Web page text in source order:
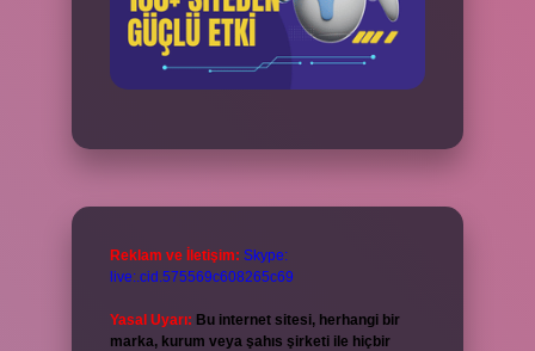
Reklam ve İletişim: Skype:
live:.cid.575569c608265c69
Yasal Uyarı: Bu internet sitesi, herhangi bir
marka, kurum veya şahıs şirketi ile hiçbir